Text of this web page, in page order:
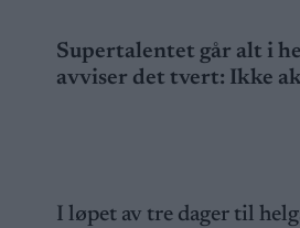
Supertalentet går alt i
avviser det tvert: Ikke
I løpet av tre dager til